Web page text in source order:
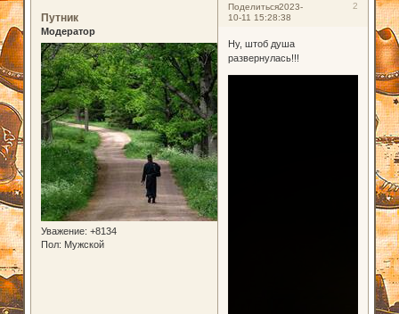
Поделиться 2
2023-
10-11 15:28:38
Путник
Модератор
Уважение: +8134
Пол: Мужской
Ну, штоб душа
развернулась!!!